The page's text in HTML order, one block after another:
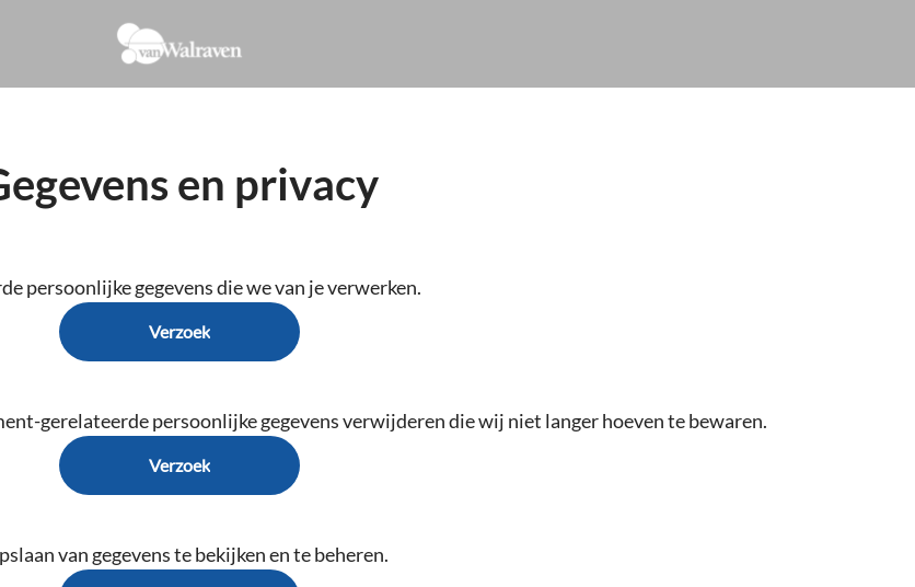
en privacy
persoonlijke gegevens die we van je verwerken.
Verzoek
gerelateerde persoonlijke gegevens verwijderen die wij niet langer hoeven te bewaren.
Verzoek
van gegevens te bekijken en te beheren.